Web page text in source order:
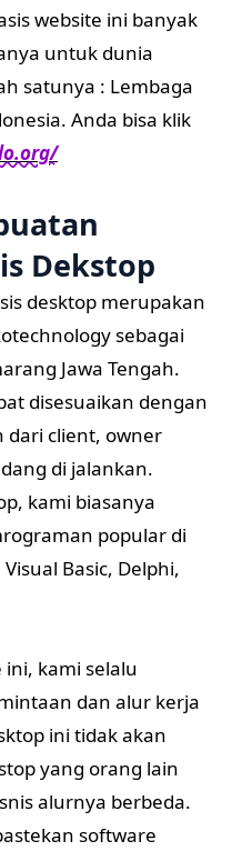
website ini banyak
untuk dunia
satunya : Lembaga
Anda bisa klik
Dekstop
desktop merupakan
sebagai
Jawa Tengah.
disesuaikan dengan
client, owner
di jalankan.
kami biasanya
popular di
Basic, Delphi,
kami selalu
dan alur kerja
ini tidak akan
yang orang lain
alurnya berbeda.
software